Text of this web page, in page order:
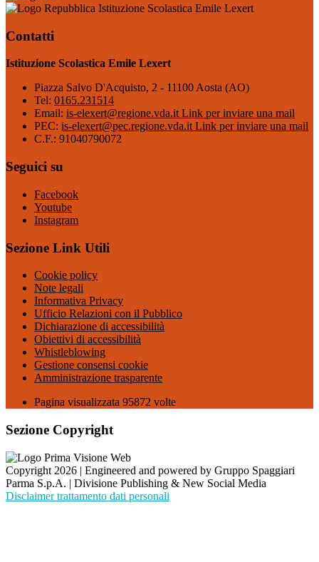
Istituzione Scolastica Emile Lexert
Contatti
Istituzione Scolastica Emile Lexert
Piazza Salvo D'Acquisto, 2 - 11100 Aosta (AO)
Tel: 0165.231514
Email: is-elexert@regione.vda.it Link per inviare una mail
PEC: is-elexert@pec.regione.vda.it Link per inviare una mail
C.F.: 91040790072
Seguici su
Facebook
Youtube
Instagram
Sezione Link Utili
Cookie policy
Note legali
Informativa Privacy
Ufficio Relazioni con il Pubblico
Dichiarazione di accessibilità
Obiettivi di accessibilità
Whistleblowing
Gestione consensi cookie
Amministrazione trasparente
Pagina visualizzata 95872 volte
Sezione Copyright
Copyright 2026 | Engineered and powered by Gruppo Spaggiari
Parma S.p.A. | Divisione Publishing & New Social Media
Disclaimer trattamento dati personali